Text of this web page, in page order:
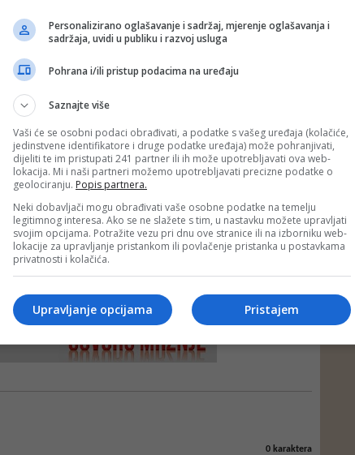
neprimjereni dio ili cijeli komentar bez najave i objašnjenja. Mišljenja
Depo.ba!
0karaktera
Personalizirano oglašavanje i sadržaj, mjerenje oglašavanja i
sadržaja, uvidi u publiku i razvoj usluga
Pohrana i/ili pristup podacima na uređaju
Saznajte više
Vaši će se osobni podaci obrađivati, a podatke s vašeg uređaja (kolačiće,
jedinstvene identifikatore i druge podatke uređaja) može pohranjivati,
dijeliti te im pristupati 241 partner ili ih može upotrebljavati ova web-
lokacija. Mi i naši partneri možemo upotrebljavati precizne podatke o
geolociranju. Popis partnera.
Neki dobavljači mogu obrađivati vaše osobne podatke na temelju
legitimnog interesa. Ako se ne slažete s tim, u nastavku možete upravljati
svojim opcijama. Potražite vezu pri dnu ove stranice ili na izborniku web-
lokacije za upravljanje pristankom ili povlačenje pristanka u postavkama
privatnosti i kolačića.
Pristajem
Upravljanje opcijama